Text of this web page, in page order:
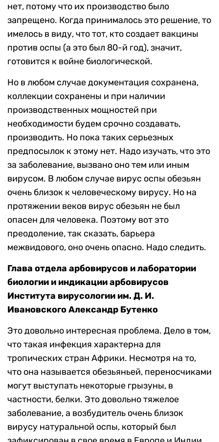
нет, потому что их производство было
запрещено. Когда принималось это решение, то
имелось в виду, что тот, кто создает вакцины
против оспы (а это был 80-й год), значит,
готовится к войне биологической.
Но в любом случае документация сохранена,
коллекции сохранены и при наличии
производственных мощностей при
необходимости будем срочно создавать,
производить. Но пока таких серьезных
предпосылок к этому нет. Надо изучать, что это
за заболевание, вызвано оно тем или иным
вирусом. В любом случае вирус оспы обезьян
очень близок к человеческому вирусу. Но на
протяжении веков вирус обезьян не был
опасен для человека. Поэтому вот это
преодоление, так сказать, барьера
межвидового, оно очень опасно. Надо следить.
Глава отдела арбовирусов и лаборатории
биологии и индикации арбовирусов
Института вирусологии им. Д. И.
Ивановского Александр Бутенко
Это довольно интересная проблема. Дело в том,
что такая инфекция характерна для
тропических стран Африки. Несмотря на то,
что она называется обезьяньей, переносчиками
могут выступать некоторые грызуны, в
частности, белки. Это довольно тяжелое
заболевание, а возбудитель очень близок
вирусу натуральной оспы, который был